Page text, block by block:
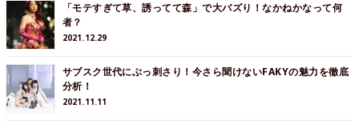
「モテすぎて草、誘ってて森」で大バズり！なかねかなって何
者？
2021.12.29
サブスク世代にぶっ刺さり！今さら聞けないFAKYの魅力を徹底
分析！
2021.11.11